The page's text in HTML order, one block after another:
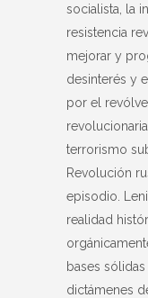
socialista, la
resistencia
mejorar y
desinterés y
por el
terrorismo
Revolución
episodio.
realidad
bases
dictámenes